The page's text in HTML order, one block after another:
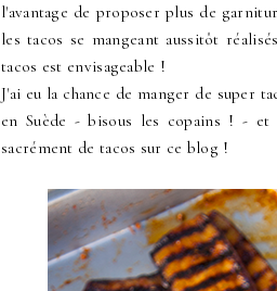
l'avantage de proposer plus de
les tacos se mangeant aussitôt
tacos est envisageable !
J'ai eu la chance de manger de super
en Suède - bisous les copains ! -
sacrément de tacos sur ce blog !